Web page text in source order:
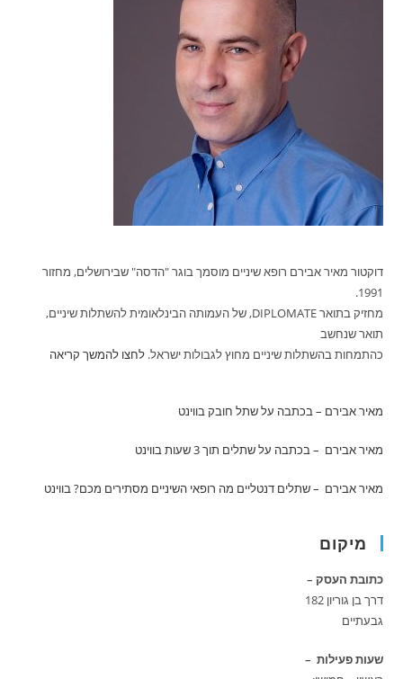
דוקטור מאיר אבירם רופא שיניים מוסמך בוגר "הדסה" שבירושלים, מחזור
1991.
מחזיק בתואר DIPLOMATE, של העמותה הבינלאומית להשתלות שיניים,
תואר שנחשב
כהתמחות בהשתלות שיניים מחוץ לגבולות ישראל.לחצו להמשך קריאה
מאיר אבירם – בכתבה על שתל חובקבווינט
מאיר אבירם – בכתבה על שתלים תוך 3 שעות בווינט
מאיר אבירם – שתלים דנטליים מה רופאי השיניים מסתירים מכם?בווינט
מיקום
כתובת העסק –
דרך בן גוריון 182
גבעתיים
שעות פעילות –